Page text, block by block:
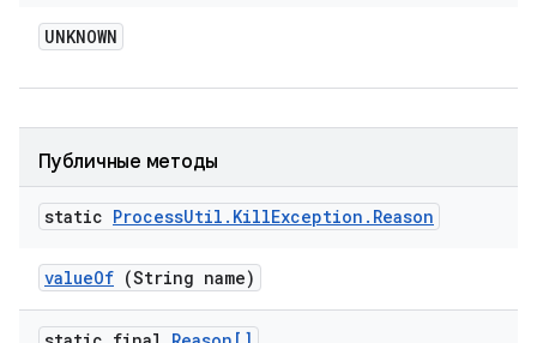
UNKNOWN
Публичные методы
static ProcessUtil . KillException . Reason
valueOf (String name)